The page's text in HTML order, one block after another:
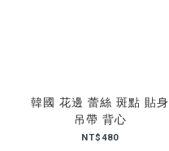
韓國 花邊 蕾絲 斑點 貼身
吊帶 背心
NT$480